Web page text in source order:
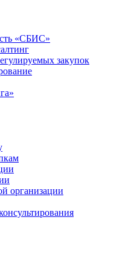
«СБИС»
закупок
организации